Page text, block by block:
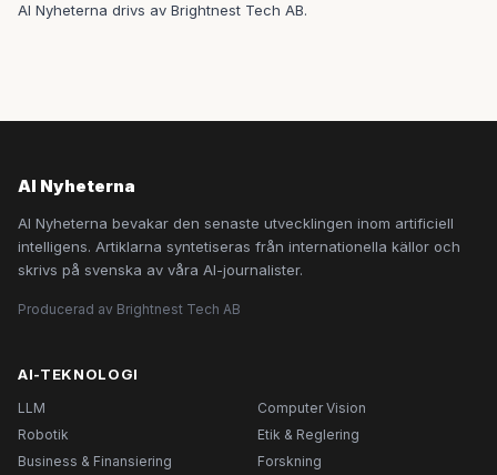
AI Nyheterna drivs av Brightnest Tech AB.
AI Nyheterna
AI Nyheterna bevakar den senaste utvecklingen inom artificiell
intelligens. Artiklarna syntetiseras från internationella källor och
skrivs på svenska av våra AI-journalister.
Producerad av Brightnest Tech AB
AI-TEKNOLOGI
LLM
Computer Vision
Robotik
Etik & Reglering
Business & Finansiering
Forskning